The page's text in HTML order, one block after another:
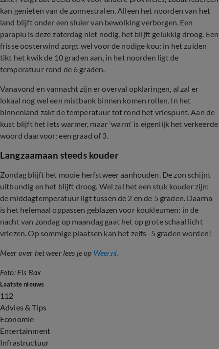
kan genieten van de zonnestralen. Alleen het noorden van het
land blijft onder een sluier van bewolking verborgen. Een
paraplu is deze zaterdag niet nodig, het blijft gelukkig droog. Een
frisse oosterwind zorgt wel voor de nodige kou: in het zuiden
tikt het kwik de 10 graden aan, in het noorden ligt de
temperatuur rond de 6 graden.
Vanavond en vannacht zijn er overval opklaringen, al zal er
lokaal nog wel een mistbank binnen komen rollen. In het
binnenland zakt de temperatuur tot rond het vriespunt. Aan de
kust blijft het iets warmer, maar 'warm' is eigenlijk het verkeerde
woord daarvoor: een graad of 3.
Langzaamaan steeds kouder
Zondag blijft het mooie herfstweer aanhouden. De zon schijnt
uitbundig en het blijft droog. Wel zal het een stuk kouder zijn:
de middagtemperatuur ligt tussen de 2 en de 5 graden. Daarna
is het helemaal oppassen geblazen voor koukleumen: in de
nacht van zondag op maandag gaat het op grote schaal licht
vriezen. Op sommige plaatsen kan het zelfs -5 graden worden!
Meer over het weer lees je op Weer.nl.
Foto: Els Bax
Laatste nieuws
112
Advies & Tips
Economie
Entertainment
Infrastructuur